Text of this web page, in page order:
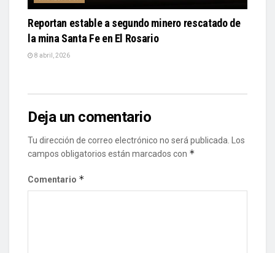
Reportan estable a segundo minero rescatado de
la mina Santa Fe en El Rosario
8 abril, 2026
Deja un comentario
Tu dirección de correo electrónico no será publicada.
Los
campos obligatorios están marcados con *
Comentario *